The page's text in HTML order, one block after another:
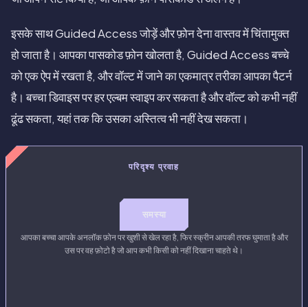
इसके साथ Guided Access जोड़ें और फ़ोन देना वास्तव में चिंतामुक्त
हो जाता है। आपका पासकोड फ़ोन खोलता है, Guided Access बच्चे
को एक ऐप में रखता है, और वॉल्ट में जाने का एकमात्र तरीका आपका पैटर्न
है। बच्चा डिवाइस पर हर एल्बम स्वाइप कर सकता है और वॉल्ट को कभी नहीं
ढूंढ सकता, यहां तक कि उसका अस्तित्व भी नहीं देख सकता।
परिदृश्य प्रवाह
समस्या
आपका बच्चा आपके अनलॉक फ़ोन पर खुशी से खेल रहा है, फिर स्क्रीन आपकी तरफ घुमाता है और
उस पर वह फ़ोटो है जो आप कभी किसी को नहीं दिखाना चाहते थे।